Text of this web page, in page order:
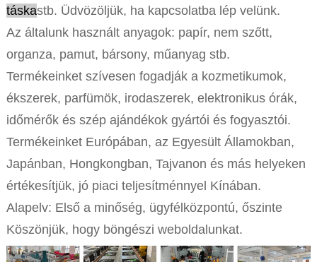
táskastb. Üdvözöljük, ha kapcsolatba lép velünk.
Az általunk használt anyagok: papír, nem szőtt,
organza, pamut, bársony, műanyag stb.
Termékeinket szívesen fogadják a kozmetikumok,
ékszerek, parfümök, irodaszerek, elektronikus órák,
időmérők és szép ajándékok gyártói és fogyasztói.
Termékeinket Európában, az Egyesült Államokban,
Japánban, Hongkongban, Tajvanon és más helyeken
értékesítjük, jó piaci teljesítménnyel Kínában.
Alapelv: Első a minőség, ügyfélközpontú, őszinte
Köszönjük, hogy böngészi weboldalunkat.